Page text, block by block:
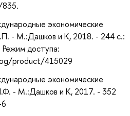
экономические
- М.:Дашков и К, 2018. - 244 с.:
доступа:
product/415029
экономические
- М.:Дашков и К, 2017. - 352